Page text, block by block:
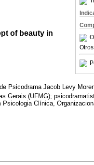
Otros
of beauty in
Psicodrama Jacob Levy
Gerais (UFMG);
Clínica,